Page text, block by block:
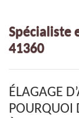
Spécialiste
41360
ÉLAGAGE
POURQUOI